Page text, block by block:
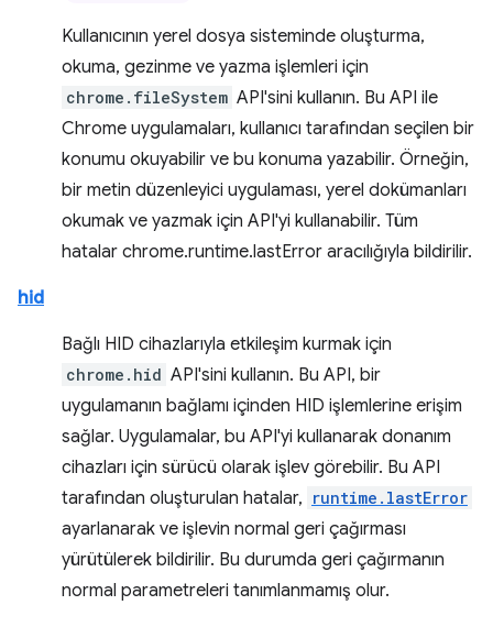
Kullanıcının yerel dosya sisteminde oluşturma,
okuma, gezinme ve yazma işlemleri için
chrome.fileSystem API'sini kullanın. Bu API ile
Chrome uygulamaları, kullanıcı tarafından seçilen bir
konumu okuyabilir ve bu konuma yazabilir. Örneğin,
bir metin düzenleyici uygulaması, yerel dokümanları
okumak ve yazmak için API'yi kullanabilir. Tüm
hatalar chrome.runtime.lastError aracılığıyla bildirilir.
hid
Bağlı HID cihazlarıyla etkileşim kurmak için
chrome.hid API'sini kullanın. Bu API, bir
uygulamanın bağlamı içinden HID işlemlerine erişim
sağlar. Uygulamalar, bu API'yi kullanarak donanım
cihazları için sürücü olarak işlev görebilir. Bu API
tarafından oluşturulan hatalar, runtime.lastError
ayarlanarak ve işlevin normal geri çağırması
yürütülerek bildirilir. Bu durumda geri çağırmanın
normal parametreleri tanımlanmamış olur.